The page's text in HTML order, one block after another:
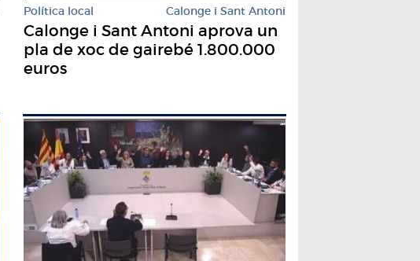
Política local Calonge i Sant Antoni
Calonge i Sant Antoni aprova un
pla de xoc de gairebé 1.800.000
euros